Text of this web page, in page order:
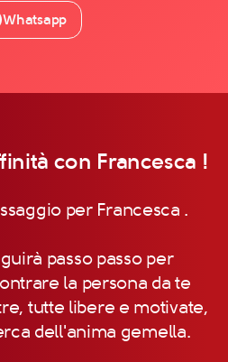
Whatsapp
con Francesca !
per Francesca .
passo passo per
la persona da te
tutte libere e motivate,
dell'anima gemella.